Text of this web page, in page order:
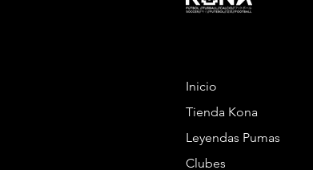
Inicio
Tienda Kona
Leyendas Pumas
Clubes